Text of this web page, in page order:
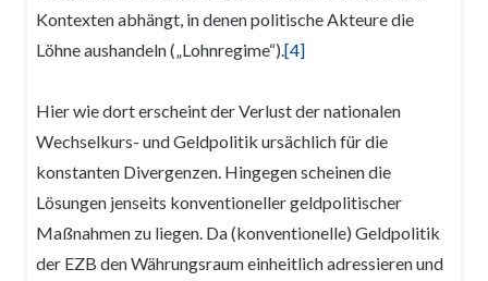
Kontexten abhängt, in denen politische Akteure die
Löhne aushandeln („Lohnregime“).[4]
Hier wie dort erscheint der Verlust der nationalen
Wechselkurs- und Geldpolitik ursächlich für die
konstanten Divergenzen. Hingegen scheinen die
Lösungen jenseits konventioneller geldpolitischer
Maßnahmen zu liegen. Da (konventionelle) Geldpolitik
der EZB den Währungsraum einheitlich adressieren und